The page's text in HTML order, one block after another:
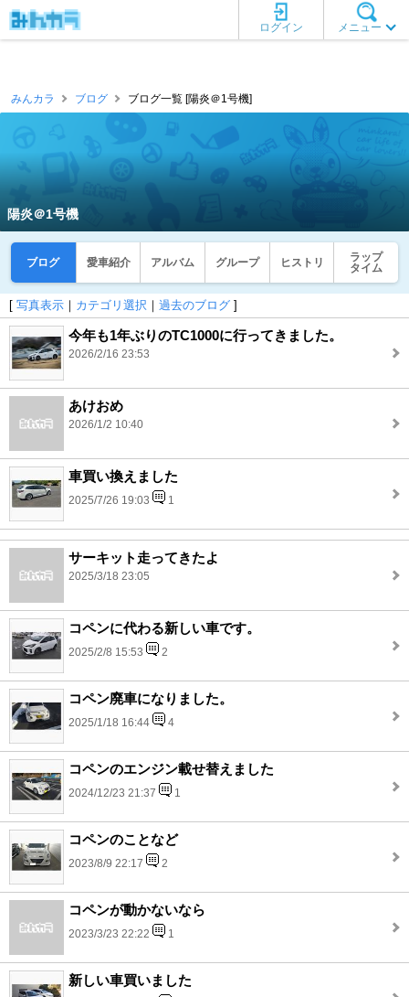
メニュー
ログイン
みんカラ ブログ ブログ一覧 [陽炎＠1号機]
陽炎＠1号機
ブログ 愛車紹介 アルバム グループ ヒストリ
ラップ
タイム
[ 写真表示 ｜ カテゴリ選択 ｜ 過去のブログ ]
今年も1年ぶりのTC1000に行ってきました。
2026/2/16 23:53
あけおめ
2026/1/2 10:40
車買い換えました
2025/7/26 19:03 1
サーキット走ってきたよ
2025/3/18 23:05
コペンに代わる新しい車です。
2025/2/8 15:53 2
コペン廃車になりました。
2025/1/18 16:44 4
コペンのエンジン載せ替えました
2024/12/23 21:37 1
コペンのことなど
2023/8/9 22:17 2
コペンが動かないなら
2023/3/23 22:22 1
新しい車買いました